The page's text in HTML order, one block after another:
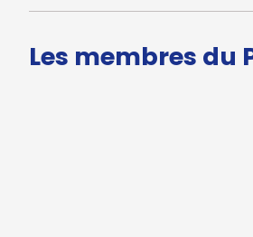
Les membres du